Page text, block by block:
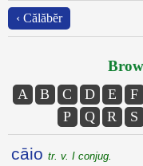
‹ Călăbĕr
A B C D E F
P
Q R S
cāio tr. v. I conjug.